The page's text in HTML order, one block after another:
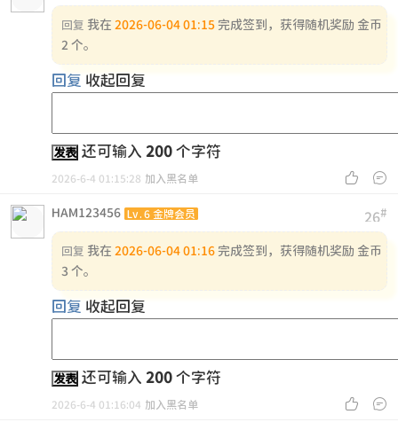
回复 我在 2026-06-04 01:15 完成签到，获得随机奖励 金币
2 个。
回复 收起回复
发表 还可输入 200 个字符
 
2026-6-4 01:15:28 加入黑名单
26#
HAM123456 Lv.6 金牌会员
回复 我在 2026-06-04 01:16 完成签到，获得随机奖励 金币
3 个。
回复 收起回复
发表 还可输入 200 个字符
 
2026-6-4 01:16:04 加入黑名单